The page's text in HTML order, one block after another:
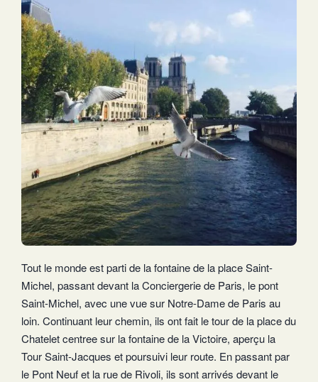
Tout le monde est parti de la fontaine de la place Saint-
Michel, passant devant la Conciergerie de Paris, le pont
Saint-Michel, avec une vue sur Notre-Dame de Paris au
loin. Continuant leur chemin, ils ont fait le tour de la place du
Chatelet centree sur la fontaine de la Victoire, aperçu la
Tour Saint-Jacques et poursuivi leur route. En passant par
le Pont Neuf et la rue de Rivoli, ils sont arrivés devant le